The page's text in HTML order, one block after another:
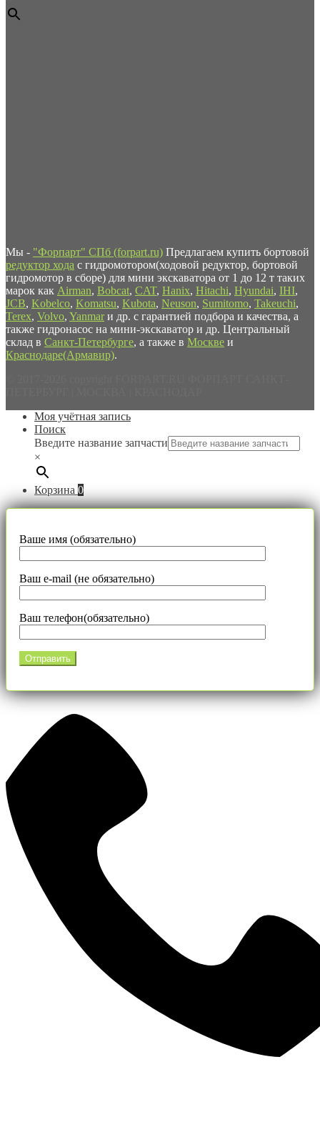
Мы - "Форпарт" СПб (forpart.ru) Предлагаем купить бортовой
редуктор хода с гидромотором(ходовой редуктор, бортовой
гидромотор в сборе) для мини экскаватора от 1 до 12 т таких
марок как Airman, Bobcat, CAT, Hanix, Hitachi, Hyundai, IHI,
JCB, Kobelco, Komatsu, Kubota, Neuson, Sumitomo, Takeuchi,
Terex, Volvo, Yanmar и др. с гарантией подбора и качества, а
также гидронасос на мини-экскаватор и др. Центральный
склад в Санкт-Петербурге, а также в Москве и
Краснодаре(Армавир).
Моя учётная запись
Поиск
Введите название запчасти
×
Корзина 0
Ваше имя (обязательно)
Ваш e-mail (не обязательно)
Ваш телефон(обязательно)